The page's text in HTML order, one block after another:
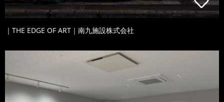
｜THE EDGE OF ART｜南九施設株式会社